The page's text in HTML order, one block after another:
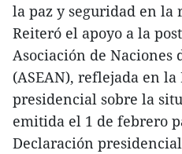
la paz y seguridad en la
Reiteró el apoyo a la
Asociación de Naciones
(ASEAN), reflejada en la
presidencial sobre la
emitida el 1 de febrero
Declaración